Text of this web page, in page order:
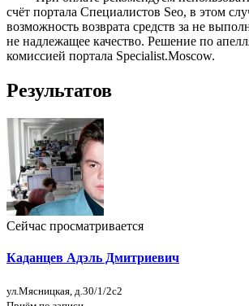
счёт портала Специалистов Seo, в этом
возможность возврата средств за не
не надлежащее качество. Решение по
комиссией портала Specialist.Moscow.
Результатов
Сейчас просматривается
Каданцев Адэль Дмитриевич
ул.Мясницкая, д.30/1/2с2